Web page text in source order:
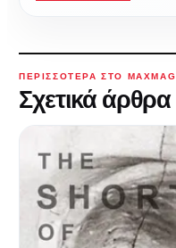
ΠΕΡΙΣΣΌΤΕΡΑ ΣΤΟ MAXMAG
Σχετικά άρθρα